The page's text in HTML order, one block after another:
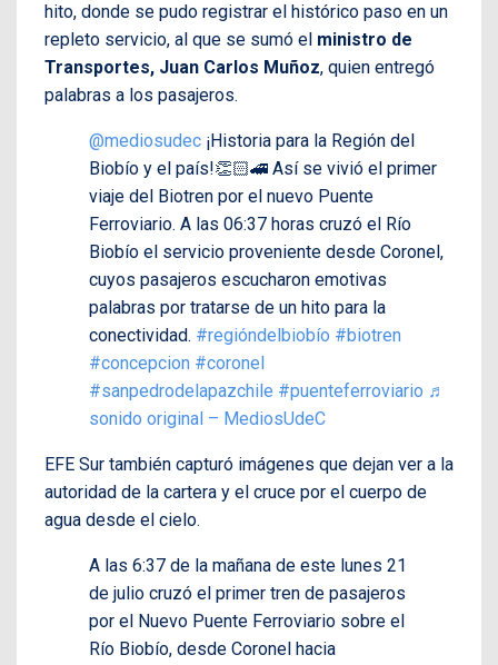
hito, donde se pudo registrar el histórico paso en un
repleto servicio, al que se sumó el ministro de
Transportes, Juan Carlos Muñoz, quien entregó
palabras a los pasajeros.
@mediosudec ¡Historia para la Región del
Biobío y el país!👏🏻🚄 Así se vivió el primer
viaje del Biotren por el nuevo Puente
Ferroviario. A las 06:37 horas cruzó el Río
Biobío el servicio proveniente desde Coronel,
cuyos pasajeros escucharon emotivas
palabras por tratarse de un hito para la
conectividad. #regióndelbiobío #biotren
#concepcion #coronel
#sanpedrodelapazchile #puenteferroviario ♬
sonido original – MediosUdeC
EFE Sur también capturó imágenes que dejan ver a la
autoridad de la cartera y el cruce por el cuerpo de
agua desde el cielo.
A las 6:37 de la mañana de este lunes 21
de julio cruzó el primer tren de pasajeros
por el Nuevo Puente Ferroviario sobre el
Río Biobío, desde Coronel hacia